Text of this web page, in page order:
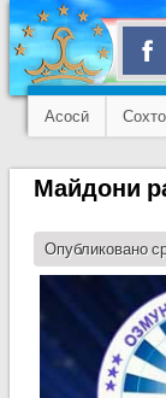
Асосӣ
Майдони
Опубликовано